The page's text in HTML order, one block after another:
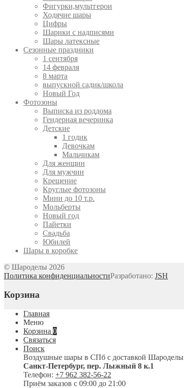
Фигурки,мультгерои
Ходячие шары
Цифры
Шарики с надписями
Шары латексные
Сезонные праздники
1 сентября
14 февраля
8 марта
выпускной садик/школа
Новый Год
Фотозоны
Выписка из роддома
Гендерная вечеринка
Детские
1 годик
Девочкам
Мальчикам
Для женщин
Для мужчин
Крещение
Круглые фотозоны
Мини до 10 т.р.
Мольберты
Новый год
Пайетки
Свадьба
Юбилей
Шары в коробке
© Шароделы 2026
Политика конфиденциальностиРазработано: JSH
Корзина
Главная
Меню
Корзина 0
Связаться
Поиск
Воздушные шары в СПб с доставкой Шароделы
Санкт-Петербург, пер. Лыжный 8 к.1
Телефон: +7 962 382-56-22
Приём заказов с 09:00 до 21:00